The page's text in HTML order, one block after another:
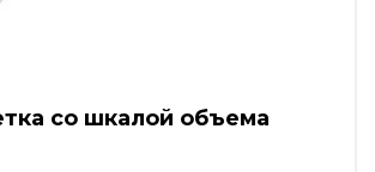
со шкалой объема